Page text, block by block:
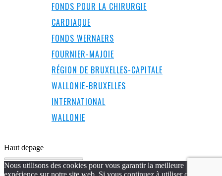
FONDS POUR LA CHIRURGIE
CARDIAQUE
FONDS WERNAERS
FOURNIER-MAJOIE
RÉGION DE BRUXELLES-CAPITALE
WALLONIE-BRUXELLES
INTERNATIONAL
WALLONIE
Haut depage
Nous utilisons des cookies pour vous garantir la meilleure